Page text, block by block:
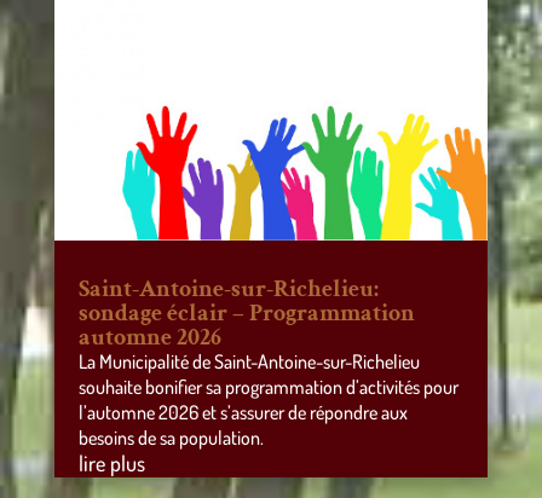
Saint-Antoine-sur-Richelieu:
sondage éclair – Programmation
automne 2026
La Municipalité de Saint-Antoine-sur-Richelieu
souhaite bonifier sa programmation d’activités pour
l’automne 2026 et s’assurer de répondre aux
besoins de sa population.
lire plus